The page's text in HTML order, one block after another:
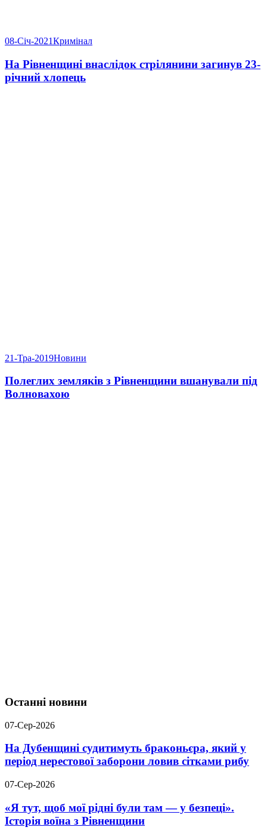
08-Січ-2021Кримінал
На Рівненщині внаслідок стрілянини загинув 23-
річний хлопець
21-Тра-2019Новини
Полеглих земляків з Рівненщини вшанували під
Волновахою
Останні новини
07-Сер-2026
На Дубенщині судитимуть браконьєра, який у
період нерестової заборони ловив сітками рибу
07-Сер-2026
«Я тут, щоб мої рідні були там — у безпеці».
Історія воїна з Рівненщини